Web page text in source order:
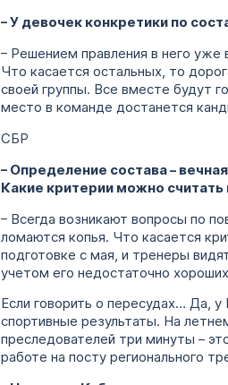
– У девочек конкретики по
– Решением правления в него уже
Что касается остальных, то
своей группы. Все вместе будут
место в команде достанется
СБР
– Определение состава –
Какие критерии можно
– Всегда возникают вопросы по
ломаются копья. Что касается
подготовке с мая, и тренеры
учетом его недостаточно
Если говорить о пересудах… Да,
спортивные результаты. На
преследователей три минуты –
работе на посту регионального